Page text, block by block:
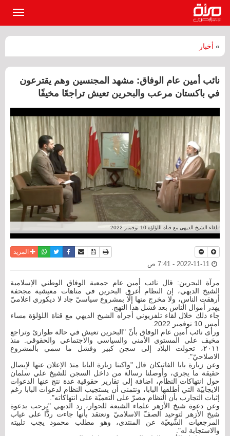
» أخبار
نائب أمين عام الوفاق: مشهد المجنسين وهم يقترعون
في باكستان مرعب والبحرين تعيش تراجعًا مخيفًا
لقاء الشيخ الديهي مع قناة اللؤلؤة 10 نوفمبر 2022
نسخة للطباعة
حفظ الموضوع
أرسل الى صديق
فيسبوكتويترواتسابالمزيد
مرآة البحرين: قال نائب أمين عام جمعية الوفاق الوطني الإسلامية
الشيخ الديهي، إن النظام أغرق البحرين في متاهات معيشية مجحفة
أرهقت الناس، ولا مخرج منها إلّا بمشروع سياسيّ جاد لا ديكوري اعلاميّ
يهدر أموال الناس بعد فشل هذا النهج.
جاء ذلك خلال لقاء تلفزيوني أجراه الشيخ الديهي مع قناة اللؤلؤة مساء
أمس 10 نوفمبر 2022.
ورأى نائب أمين عام الوفاق بأنّ "البحرين تعيش في حالة طوارئ وتراجع
مخيف على المستوى الأمني والسياسي والاجتماعي والحقوقي. منذ
٢٠١١، تحولت البلاد إلى سجن كبير وفشل ما سمي بالمشروع
الاصلاحيّ".
وعن زيارة بابا الفاتيكان قال "واكبنا زيارة البابا منذ الإعلان عنها لإيصال
حقيقة ما يجري، وأوصلنا رسالة من داخل السجن للشيخ علي سلمان
حول انتهاكات النظام، اضافة إلى تقارير حقوقية عدة نتج عنها الدعوات
الايجابيّة التي أطلقها البابا، ونتمنى أن يستجيب النظام لدعوات البابا رغم
إثبات التجارب بأن النظام مصرّ على التعميّة على انتهاكاته".
وعن دعوة شيخ الأزهر علماء الشيعة للحوار، رد الديهي "نرحب بدعوة
شيخ الأزهر لتوحيد الصفّ الاسلاميّ ونعتقد بأنها جاءت ردًّا على غياب
المرجعيات الشّيعيّة عن المنتدى، وهو مطلب محمود يجب تلبيته
والاستجابة له".